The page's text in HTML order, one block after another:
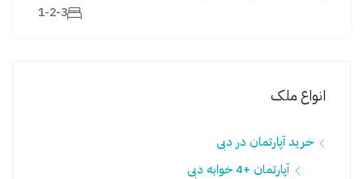
1-2-3
انواع ملک
خرید آپارتمان در دبی
آپارتمان +4 خوابه دبی